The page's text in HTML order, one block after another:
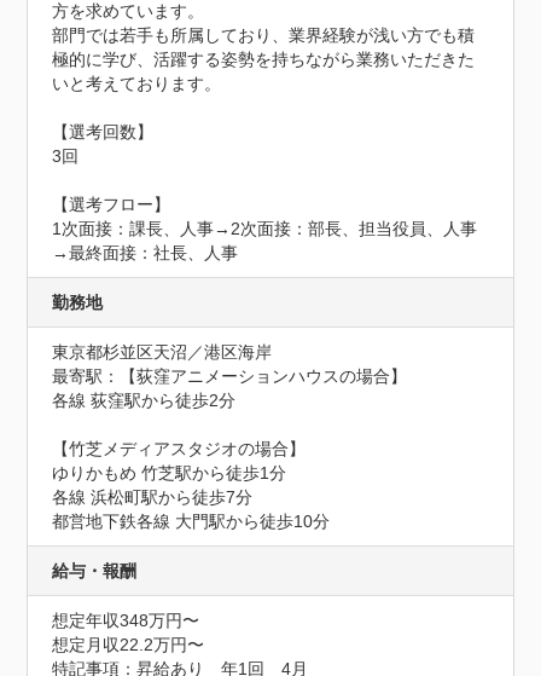
方を求めています。
部門では若手も所属しており、業界経験が浅い方でも積
極的に学び、活躍する姿勢を持ちながら業務いただきた
いと考えております。
【選考回数】
3回
【選考フロー】
1次面接：課長、人事→2次面接：部長、担当役員、人事
→最終面接：社長、人事
勤務地
東京都杉並区天沼／港区海岸
最寄駅：【荻窪アニメーションハウスの場合】
各線 荻窪駅から徒歩2分
【竹芝メディアスタジオの場合】
ゆりかもめ 竹芝駅から徒歩1分
各線 浜松町駅から徒歩7分
都営地下鉄各線 大門駅から徒歩10分
給与・報酬
想定年収348万円〜
想定月収22.2万円〜
特記事項：昇給あり　年1回　4月